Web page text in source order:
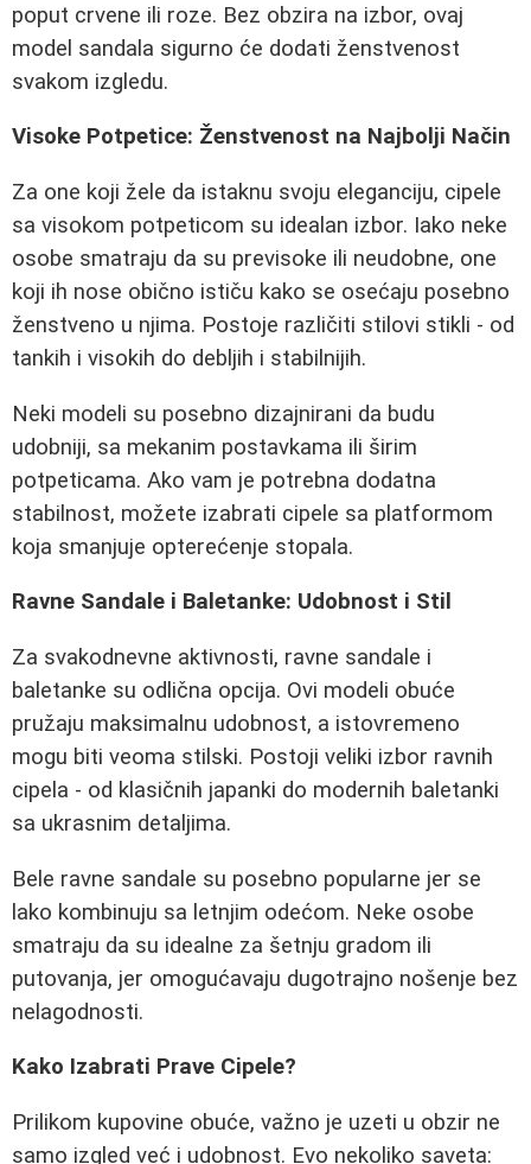
poput crvene ili roze. Bez obzira na izbor, ovaj
model sandala sigurno će dodati ženstvenost
svakom izgledu.
Visoke Potpetice: Ženstvenost na Najbolji Način
Za one koji žele da istaknu svoju eleganciju, cipele
sa visokom potpeticom su idealan izbor. Iako neke
osobe smatraju da su previsoke ili neudobne, one
koji ih nose obično ističu kako se osećaju posebno
ženstveno u njima. Postoje različiti stilovi stikli - od
tankih i visokih do debljih i stabilnijih.
Neki modeli su posebno dizajnirani da budu
udobniji, sa mekanim postavkama ili širim
potpeticama. Ako vam je potrebna dodatna
stabilnost, možete izabrati cipele sa platformom
koja smanjuje opterećenje stopala.
Ravne Sandale i Baletanke: Udobnost i Stil
Za svakodnevne aktivnosti, ravne sandale i
baletanke su odlična opcija. Ovi modeli obuće
pružaju maksimalnu udobnost, a istovremeno
mogu biti veoma stilski. Postoji veliki izbor ravnih
cipela - od klasičnih japanki do modernih baletanki
sa ukrasnim detaljima.
Bele ravne sandale su posebno popularne jer se
lako kombinuju sa letnjim odećom. Neke osobe
smatraju da su idealne za šetnju gradom ili
putovanja, jer omogućavaju dugotrajno nošenje bez
nelagodnosti.
Kako Izabrati Prave Cipele?
Prilikom kupovine obuće, važno je uzeti u obzir ne
samo izgled već i udobnost. Evo nekoliko saveta: